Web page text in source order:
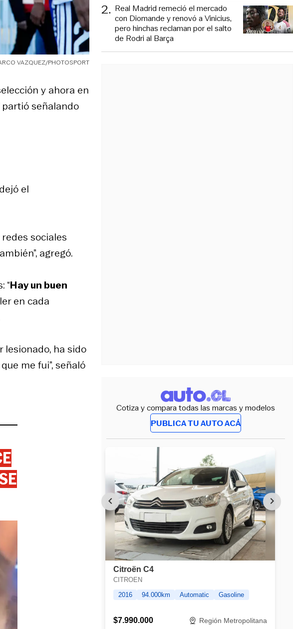
VAZQUEZ/PHOTOSPORT
y ahora en
partió señalando
el
sociales
agregó.
“Hay un buen
en cada
lesionado, ha sido
me fui”, señaló
2. Real Madrid remeció el mercado
con Diomande y renovó a Vinicius,
pero hinchas reclaman por el salto
de Rodri al Barça
Cotiza y compara todas las marcas y modelos
PUBLICA TU AUTO ACÁ